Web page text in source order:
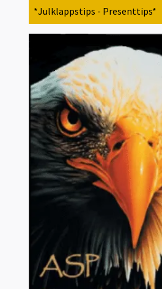
*Julklappstips - Presenttips*